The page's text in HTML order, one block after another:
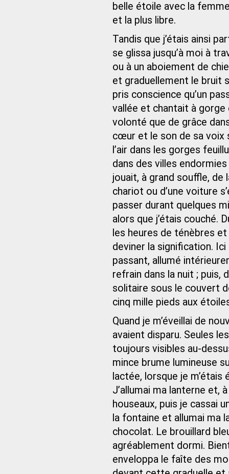
belle étoile avec la
et la plus libre.
Tandis que j’étais ainsi
se glissa jusqu’à moi à
ou à un aboiement de
et graduellement le bruit
pris conscience qu’un
vallée et chantait à gorge
volonté que de grâce
cœur et le son de sa voix
l’air dans les gorges
dans des villes
jouait, à grand souffle, de
chariot ou d’une voiture
passer durant quelques
alors que j’étais couché.
les heures de ténèbres
deviner la signification.
passant, allumé
refrain dans la nuit ; puis,
solitaire sous le couvert
cinq mille pieds aux
Quand je m’éveillai de
avaient disparu. Seules
toujours visibles au-
mince brume lumineuse
lactée, lorsque je
J’allumai ma lanterne et,
houseaux, puis je cassai
la fontaine et allumai ma
chocolat. Le brouillard
agréablement dormi.
enveloppa le faîte des